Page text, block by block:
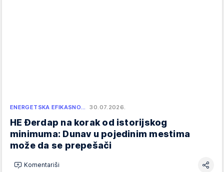
ENERGETSKA EFIKASNO… 30.07.2026.
HE Đerdap na korak od istorijskog
minimuma: Dunav u pojedinim mestima
može da se prepešači
Komentariši